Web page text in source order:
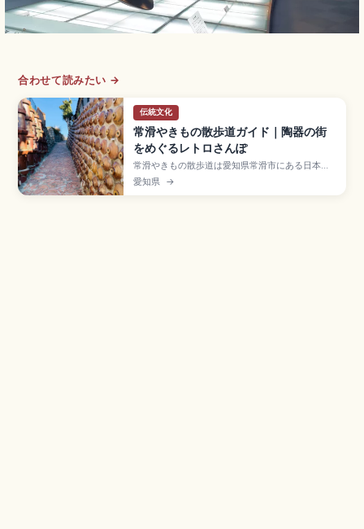
合わせて読みたい →
伝統文化
常滑やきもの散歩道ガイド｜陶器の街
をめぐるレトロさんぽ
常滑やきもの散歩道は愛知県常滑市にある日本六
古窯のひとつで、2017年に日本遺産認定された陶
器の街並みです。Aコース約1.6km(60〜90分)・
愛知県 →